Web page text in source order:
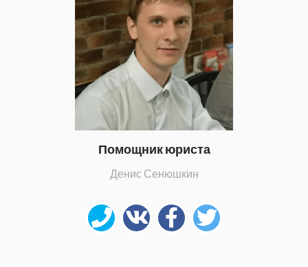
Помощник юриста
Денис Сенюшкин